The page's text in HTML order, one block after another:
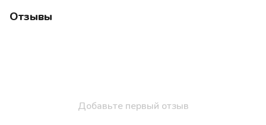
Отзывы
Добавьте первый отзыв